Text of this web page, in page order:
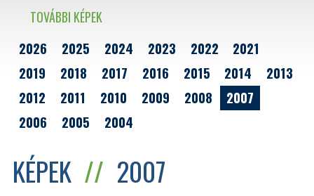
KÉPEK // 2007
TOVÁBBI KÉPEK
2026 2025 2024 2023 2022
2021
2019
2018 2017 2016 2015 2014
2013
2012
2011 2010 2009 2008
2007
2006
2005 2004